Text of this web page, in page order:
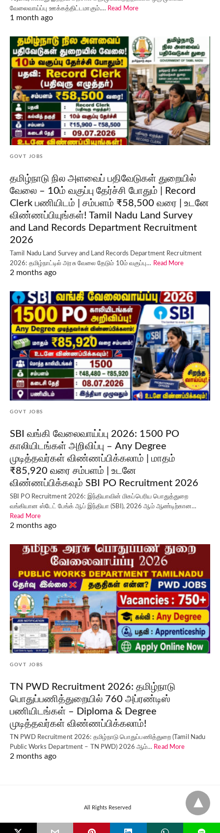
வேலைவாய்ப்பு ஊக்கத்திட்டமாகும்.… Read More
1 month ago
GOVT JOBS
தமிழ்நாடு நில அளவைப் பதிவேடுகள் துறையில்
வேலை – 10ம் வகுப்பு தேர்ச்சி போதும் | Record
Clerk பணியிடம் | சம்பளம் ₹58,500 வரை | உடனே
விண்ணப்பியுங்கள்! Tamil Nadu Land Survey
and Land Records Department Recruitment
2026
Tamil Nadu Land Survey and Land Records Department Recruitment
2026: தமிழ்நாட்டில் அரசு வேலை தேடும் 10ம் வகுப்பு… Read More
2 months ago
GOVT JOBS
SBI வங்கி வேலைவாய்ப்பு 2026: 1500 PO
காலியிடங்கள் அறிவிப்பு – Any Degree
முடித்தவர்கள் விண்ணப்பிக்கலாம் | மாதம்
₹85,920 வரை சம்பளம் | உடனே
விண்ணப்பிக்கவும் SBI PO Recruitment 2026
SBI PO Recruitment 2026: இந்தியாவின் மிகப்பெரிய பொதுத்துறை
வங்கியான ஸ்டேட் பேங்க் ஆப் இந்தியா (SBI), 2026 ஆம் ஆண்டிற்கான…
Read More
2 months ago
GOVT JOBS
TN PWD Recruitment 2026: தமிழ்நாடு
பொதுப்பணித்துறையில் 760 அப்ரண்டிஸ்
பணியிடங்கள் – Diploma & Degree
முடித்தவர்கள் விண்ணப்பிக்கலாம்!
TN PWD Recruitment 2026: தமிழ்நாடு பொதுப்பணித்துறை (Tamil Nadu
Public Works Department – TN PWD) 2026 ஆம்… Read More
2 months ago
All Rights Reserved